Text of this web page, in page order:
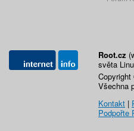
Root.cz
světa
Všechna
Kontakt |
Podpořte